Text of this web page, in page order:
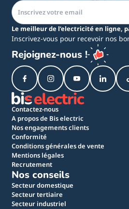
Le meilleur de l’electricité en ligne,
Inscrivez-vous pour recevoir nos
Rejoignez-nous !
Contactez-nous
A propos de Bis electric
Nos engagements clients
Conformité
Conditions générales de vente
Mentions légales
Recrutement
Nos conseils
Secteur domestique
Secteur tertiaire
Secteur industriel